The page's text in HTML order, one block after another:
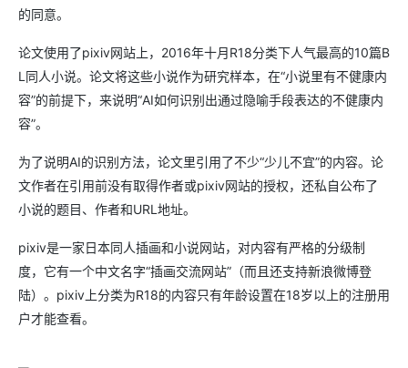
的同意。
论文使用了pixiv网站上，2016年十月R18分类下人气最高的10篇B
L同人小说。论文将这些小说作为研究样本，在“小说里有不健康内
容”的前提下，来说明“AI如何识别出通过隐喻手段表达的不健康内
容”。
为了说明AI的识别方法，论文里引用了不少“少儿不宜”的内容。论
文作者在引用前没有取得作者或pixiv网站的授权，还私自公布了
小说的题目、作者和URL地址。
pixiv是一家日本同人插画和小说网站，对内容有严格的分级制
度，它有一个中文名字“插画交流网站”（而且还支持新浪微博登
陆）。pixiv上分类为R18的内容只有年龄设置在18岁以上的注册用
户才能查看。